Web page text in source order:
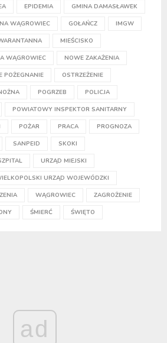
EPIDEMIA GMINA DAMASŁAWEK
WĄGROWIEC GOŁAŃCZ IMGW
MIEŚCISKO
WĄGROWIEC NOWE ZAKAŻENIA
POŻEGNANIE OSTRZEŻENIE
POGRZEB POLICJA
POWIATOWY INSPEKTOR SANITARNY
POŻAR PRACA PROGNOZA
SANPEID SKOKI
URZĄD MIEJSKI
URZĄD WOJEWÓDZKI
WĄGROWIEC ZAGROŻENIE
ŚMIERĆ ŚWIĘTO
ad